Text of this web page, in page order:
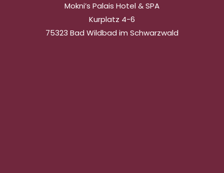
Mokni’s Palais Hotel & SPA
Kurplatz 4-6
75323 Bad Wildbad im Schwarzwald